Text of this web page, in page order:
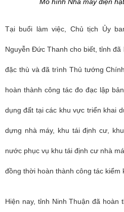
Tại buổi làm việc, Chủ tịch Ủy
Nguyễn Đức Thanh cho biết, tỉnh
đặc thù và đã trình Thủ tướng
hoàn thành công tác đo đạc lập
dụng đất tại các khu vực triển khai
dựng nhà máy, khu tái định cư,
nước phục vụ khu tái định cư nhà
đồng thời hoàn thành công tác kiểm
Hiện nay, tỉnh Ninh Thuận đã hoàn